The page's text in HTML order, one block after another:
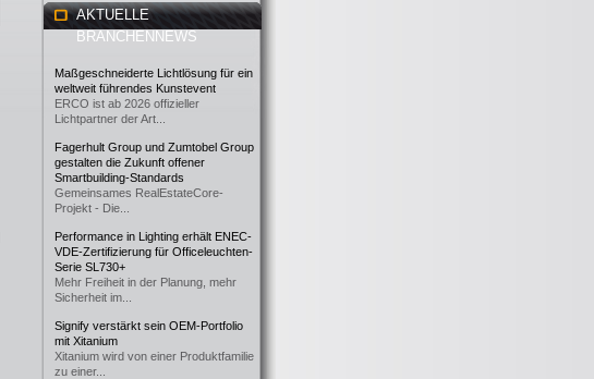
AKTUELLE
BRANCHENNEWS
Maßgeschneiderte Lichtlösung für ein
weltweit führendes Kunstevent
ERCO ist ab 2026 offizieller
Lichtpartner der Art...
Fagerhult Group und Zumtobel Group
gestalten die Zukunft offener
Smartbuilding-Standards
Gemeinsames RealEstateCore-
Projekt - Die...
Performance in Lighting erhält ENEC-
VDE-Zertifizierung für Officeleuchten-
Serie SL730+
Mehr Freiheit in der Planung, mehr
Sicherheit im...
Signify verstärkt sein OEM-Portfolio
mit Xitanium
Xitanium wird von einer Produktfamilie
zu einer...